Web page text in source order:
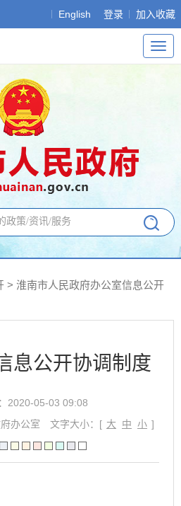
English 登录 加入收藏
导
航
> 淮南市人民政府办公室信息公开
息公开协调制度
2020-05-03 09:08
办公室
文字大小：[ 大 中 小 ]